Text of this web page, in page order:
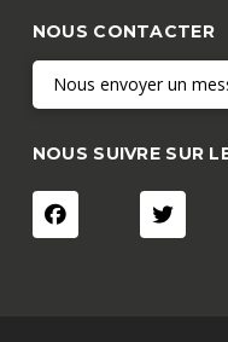
NOUS CONTACTER
Nous envoyer un
NOUS SUIVRE SUR